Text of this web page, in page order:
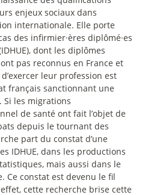
enjeux sociaux dans
internationale. Elle porte
des infirmier·ères diplômé·es
dont les diplômes
pas reconnus en France et
leur profession est
français sanctionnant une
Si les migrations
de santé ont fait l’objet de
depuis le tournant des
part du constat d’une
IDHUE, dans les productions
mais aussi dans le
Ce constat est devenu le fil
cette recherche brise cette